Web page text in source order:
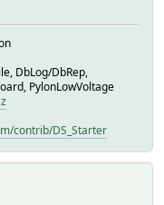
DbLog/DbRep,
PylonLowVoltage
contrib/DS_Starter